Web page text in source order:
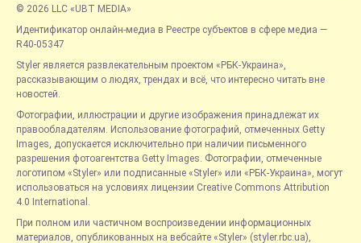
© 2026 LLC «UBT MEDIA»
Идентификатор онлайн-медиа в Реестре субъектов в сфере медиа —
R40-05347
Styler является развлекательным проектом «РБК-Украина»,
рассказывающим о людях, трендах и всё, что интересно читать вне
новостей.
Фотографии, иллюстрации и другие изображения принадлежат их
правообладателям. Использование фотографий, отмеченных Getty
Images, допускается исключительно при наличии письменного
разрешения фотоагентства Getty Images. Фотографии, отмеченные
логотипом «Styler» или подписанные «Styler» или «РБК-Украина», могут
использоваться на условиях лицензии Creative Commons Attribution
4.0 International.
При полном или частичном воспроизведении информационных
материалов, опубликованных на вебсайте «Styler» (styler.rbc.ua),